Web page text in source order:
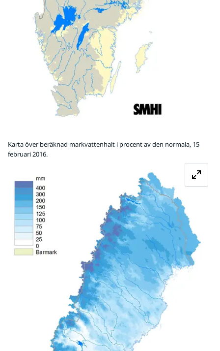
Karta över beräknad markvattenhalt i procent av den normala, 15
februari 2016.